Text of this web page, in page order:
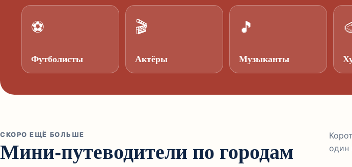
⚽
Футболисты
🎬
Актёры
🎵
Музыканты
СКОРО ЕЩЁ БОЛЬШЕ
Мини-путеводители по городам
один